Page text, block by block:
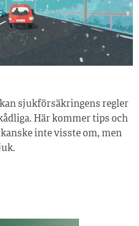
kan sjukförsäkringens regler
Här kommer tips och
inte visste om, men